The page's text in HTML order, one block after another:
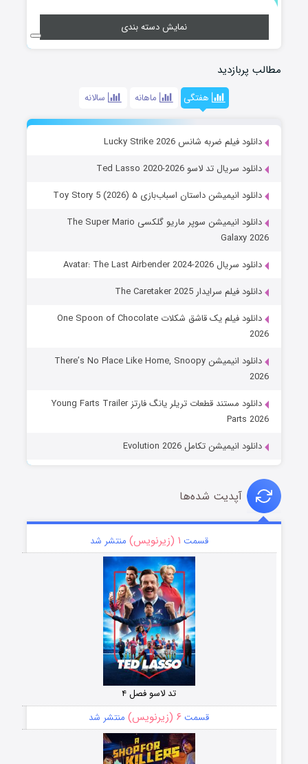
نمایش دسته بندی
مطالب پربازدید
هفتگی ماهانه سالانه
دانلود فیلم ضربه شانس Lucky Strike 2026
دانلود سریال تد لاسو Ted Lasso 2020-2026
دانلود انیمیشن داستان اسباب‌بازی ۵ Toy Story 5 (2026)
دانلود انیمیشن سوپر ماریو گلکسی The Super Mario
Galaxy 2026
دانلود سریال Avatar: The Last Airbender 2024-2026
دانلود فیلم سرایدار The Caretaker 2025
دانلود فیلم یک قاشق شکلات One Spoon of Chocolate
2026
دانلود انیمیشن There’s No Place Like Home, Snoopy
2026
دانلود مستند قطعات تریلر یانگ فارتز Young Farts Trailer
Parts 2026
دانلود انیمیشن تکامل Evolution 2026
آپدیت شده‌ها
قسمت ۱ (زیرنویس) منتشر شد
تد لاسو فصل ۴
قسمت ۶ (زیرنویس) منتشر شد